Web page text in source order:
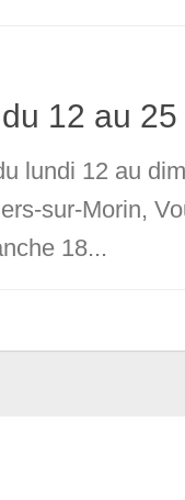
12 au
lundi 12 au
sur-Morin,
18...